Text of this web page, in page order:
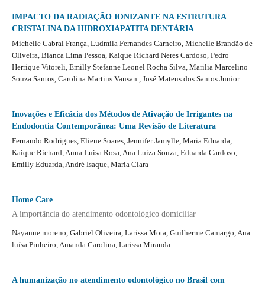
IMPACTO DA RADIAÇÃO IONIZANTE NA ESTRUTURA
CRISTALINA DA HIDROXIAPATITA DENTÁRIA
Michelle Cabral França, Ludmila Fernandes Carneiro, Michelle Brandão de
Oliveira, Bianca Lima Pessoa, Kaique Richard Neres Cardoso, Pedro
Herrique Vitoreli, Emilly Stefanne Leonel Rocha Silva, Marilia Marcelino
Souza Santos, Carolina Martins Vansan , José Mateus dos Santos Junior
Inovações e Eficácia dos Métodos de Ativação de Irrigantes na
Endodontia Contemporânea: Uma Revisão de Literatura
Fernando Rodrigues, Eliene Soares, Jennifer Jamylle, Maria Eduarda,
Kaique Richard, Anna Luisa Rosa, Ana Luiza Souza, Eduarda Cardoso,
Emilly Eduarda, André Isaque, Maria Clara
Home Care
A importância do atendimento odontológico domiciliar
Nayanne moreno, Gabriel Oliveira, Larissa Mota, Guilherme Camargo, Ana
luísa Pinheiro, Amanda Carolina, Larissa Miranda
A humanização no atendimento odontológico no Brasil com